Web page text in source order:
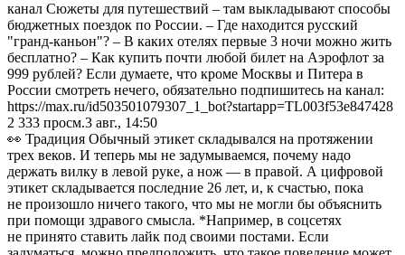
канал Сюжеты для путешествий – там выкладывают способы
бюджетных поездок по России. – Где находится русский
"гранд-каньон"? – В каких отелях первые 3 ночи можно жить
бесплатно? – Как купить почти любой билет на Аэрофлот за
999 рублей? Если думаете, что кроме Москвы и Питера в
России смотреть нечего, обязательно подпишитесь на канал:
https://max.ru/id503501079307_1_bot?startapp=TL003f53e847428
2 333 просм.3 авг., 14:50
👀 Традиция Обычный этикет складывался на протяжении
трех веков. И теперь мы не задумываемся, почему надо
держать вилку в левой руке, а нож — в правой. А цифровой
этикет складывается последние 26 лет, и, к счастью, пока
не произошло ничего такого, что мы не могли бы объяснить
при помощи здравого смысла. *Например, в соцсетях
не принято ставить лайк под своими постами. Если